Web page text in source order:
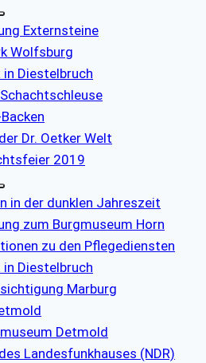
Externsteine
Wolfsburg
Diestelbruch
Dr. Oetker Welt
2019
in der dunklen Jahreszeit
zum Burgmuseum Horn
zu den Pflegediensten
Diestelbruch
Marburg
Detmold
Landesfunkhauses (NDR)